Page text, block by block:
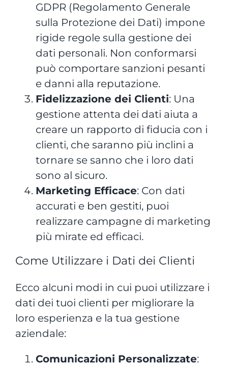
GDPR (Regolamento Generale
sulla Protezione dei Dati) impone
rigide regole sulla gestione dei
dati personali. Non conformarsi
può comportare sanzioni pesanti
e danni alla reputazione.
Fidelizzazione dei Clienti: Una
gestione attenta dei dati aiuta a
creare un rapporto di fiducia con i
clienti, che saranno più inclini a
tornare se sanno che i loro dati
sono al sicuro.
Marketing Efficace: Con dati
accurati e ben gestiti, puoi
realizzare campagne di marketing
più mirate ed efficaci.
Come Utilizzare i Dati dei Clienti
Ecco alcuni modi in cui puoi utilizzare i
dati dei tuoi clienti per migliorare la
loro esperienza e la tua gestione
aziendale:
Comunicazioni Personalizzate: